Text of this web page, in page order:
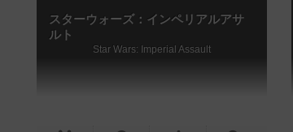
スターウォーズ：インペリアルアサ
ルト
Star Wars: Imperial Assault